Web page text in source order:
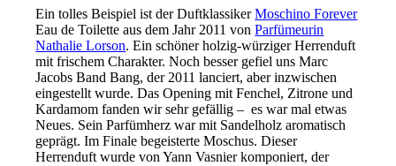
Ein tolles Beispiel ist der DuftklassikerMoschino Forever
Eau de Toilette aus dem Jahr 2011 vonParfümeurin
Nathalie Lorson. Ein schöner holzig-würziger Herrenduft
mit frischem Charakter. Noch besser gefiel uns Marc
Jacobs Band Bang, der 2011 lanciert, aber inzwischen
eingestellt wurde. Das Opening mit Fenchel, Zitrone und
Kardamom fanden wir sehr gefällig – es war mal etwas
Neues. Sein Parfümherz war mit Sandelholz aromatisch
geprägt. Im Finale begeisterte Moschus. Dieser
Herrenduft wurde von Yann Vasnier komponiert, der